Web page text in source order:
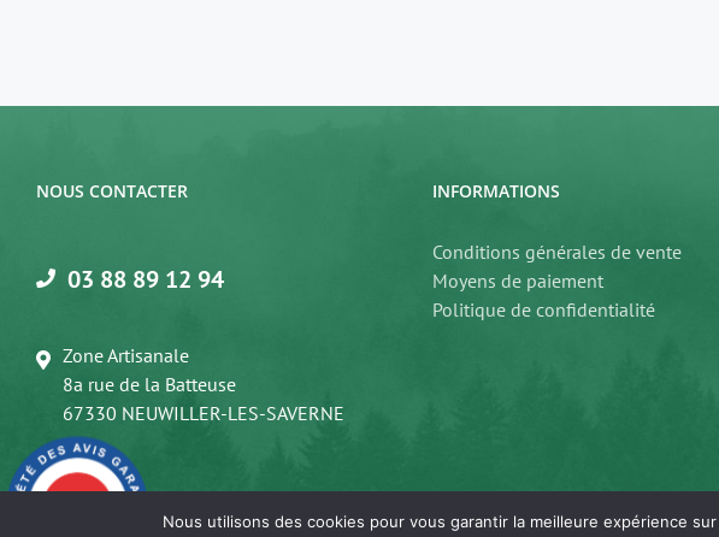
NOUS CONTACTER
03 88 89 12 94
Zone Artisanale
8a rue de la Batteuse
67330 NEUWILLER-LES-SAVERNE
INFORMATIONS
Conditions générales de vente
Moyens de paiement
Politique de confidentialité
Nous utilisons des cookies pour vous garantir la meilleure expérience
9.8